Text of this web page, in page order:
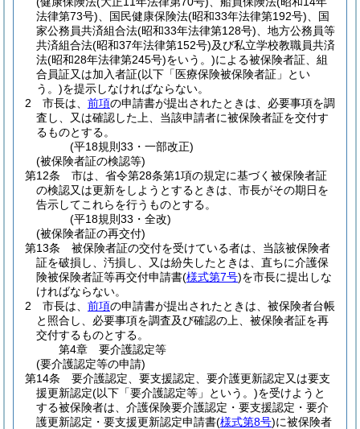
法律第73号) 、国民健康保険法(昭和33年法律第192号) 、国
家公務員共済組合法(昭和33年法律第128号) 、地方公務員等
共済組合法(昭和37年法律第152号)及び私立学校教職員共済
法(昭和28年法律第245号)をいう。)による被保険者証、組
合員証又は加入者証(以下「医療保険被保険者証」とい
う。)を提示しなければならない。
2
市長は、 前項の申請書が提出されたときは、必要事項を調
査し、又は確認した上、当該申請者に被保険者証を交付す
るものとする。
(平18規則33・一部改正)
(被保険者証の検認等)
第12条
市は、省令第28条第1項の規定に基づく被保険者証
の検認又は更新をしようとするときは、市長がその期日を
告示してこれらを行うものとする。
(平18規則33・全改)
(被保険者証の再交付)
第13条
被保険者証の交付を受けている者は、当該被保険者
証を破損し、汚損し、又は紛失したときは、直ちに介護保
険被保険者証等再交付申請書(様式第7号)を市長に提出しな
ければならない。
2
市長は、 前項の申請書が提出されたときは、被保険者台帳
と照合し、必要事項を調査及び確認の上、被保険者証を再
交付するものとする。
第4章
要介護認定等
(要介護認定等の申請)
第14条
要介護認定、要支援認定、要介護更新認定又は要支
援更新認定(以下「要介護認定等」という。)を受けようと
する被保険者は、介護保険要介護認定・要支援認定・要介
護更新認定・要支援更新認定申請書(様式第8号)に被保険者